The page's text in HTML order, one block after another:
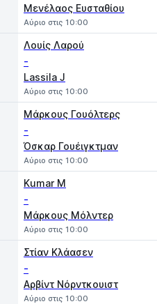
Μενέλαος Ευσταθίου
Αύριο στις 10:00
Λουίς Λαρού
-
Lassila J
Αύριο στις 10:00
Μάρκους Γουόλτερς
-
Όσκαρ Γουέιγκτμαν
Αύριο στις 10:00
Kumar M
-
Μάρκους Μόλντερ
Αύριο στις 10:00
Στίαν Κλάασεν
-
Αρβίντ Νόρντκουιστ
Αύριο στις 10:00